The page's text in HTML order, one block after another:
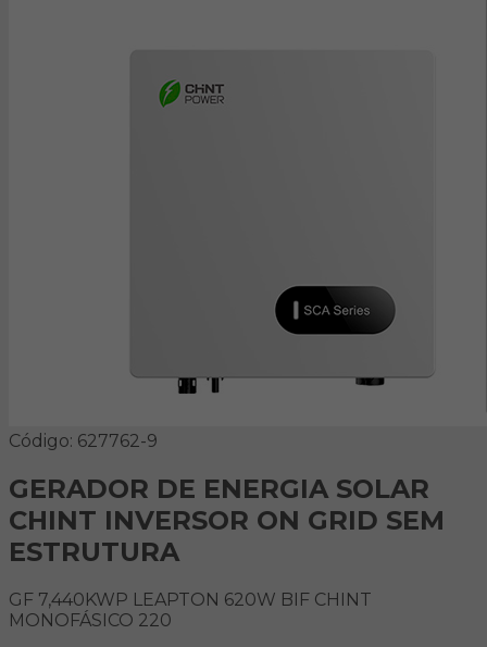
Código: 627762-9
GERADOR DE ENERGIA SOLAR
CHINT INVERSOR ON GRID SEM
ESTRUTURA
GF 7,440KWP LEAPTON 620W BIF CHINT
MONOFÁSICO 220